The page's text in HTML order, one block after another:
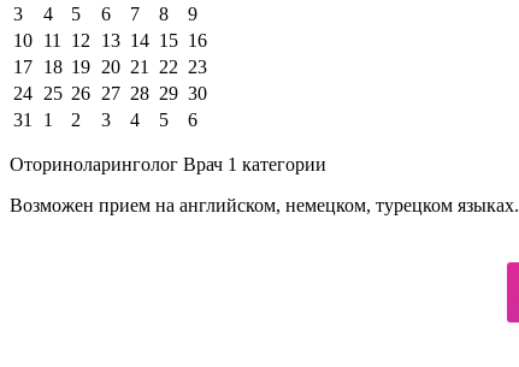
3 4 5 6 7 8
9
10 11 12 13 14 15 16
17 18 19 20 21 22 23
24 25 26 27 28 29 30
31
1 2 3 4 5 6
Оториноларинголог Врач 1 категории
Возможен прием на английском, немецком, турецком языках.